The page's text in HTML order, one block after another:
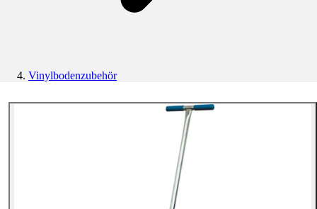
Vinylbodenzubehör